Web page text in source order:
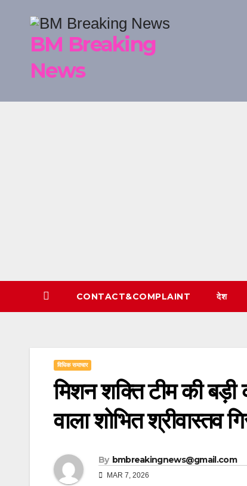
BM Breaking
News
CONTACT&COMPLAINT देश
विधिक समाचार
मिशन शक्ति टीम की
वाला शोभित श्रीवास्तव
By bmbreakingnews@gmail.com
MAR 7, 2026